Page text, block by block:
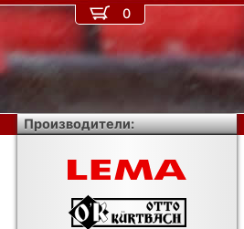
0
Производители: